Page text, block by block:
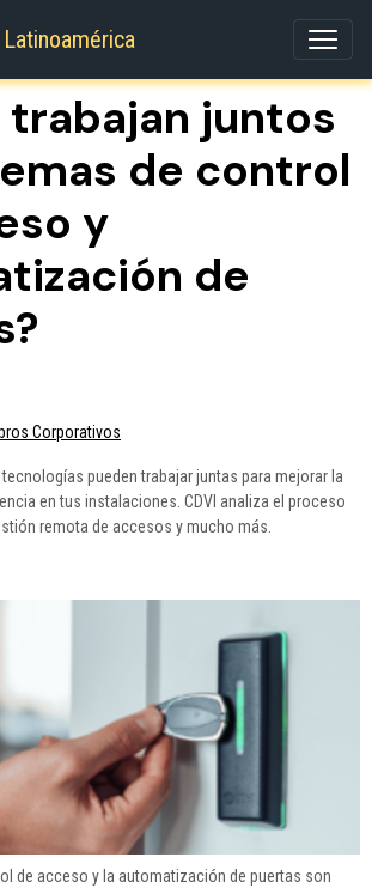
trabajan juntos
de control
y
de
Corporativos
pueden trabajar juntas para mejorar la
en tus instalaciones. CDVI analiza el proceso
remota de accesos y mucho más.
de acceso y la automatización de puertas son